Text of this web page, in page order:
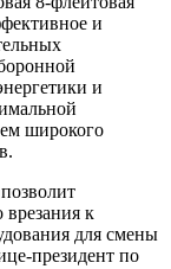
и
и
широкого
врезания к
для смены
президент по